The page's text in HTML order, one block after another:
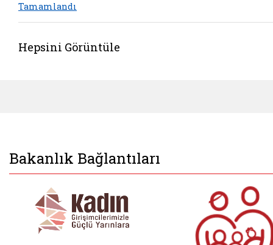
Tamamlandı
Hepsini Görüntüle
Bakanlık Bağlantıları